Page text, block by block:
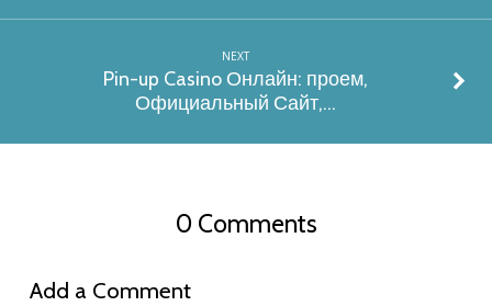
NEXT
Pin-up Casino Онлайн: проем,
Официальный Сайт,…
0 Comments
Add a Comment